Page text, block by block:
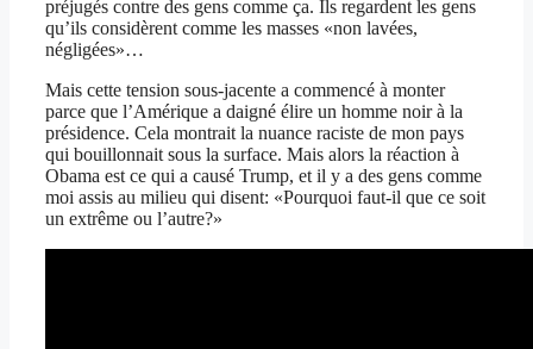
préjugés contre des gens comme ça. Ils regardent les gens
qu’ils considèrent comme les masses «non lavées,
négligées»…
Mais cette tension sous-jacente a commencé à monter
parce que l’Amérique a daigné élire un homme noir à la
présidence. Cela montrait la nuance raciste de mon pays
qui bouillonnait sous la surface. Mais alors la réaction à
Obama est ce qui a causé Trump, et il y a des gens comme
moi assis au milieu qui disent: «Pourquoi faut-il que ce soit
un extrême ou l’autre?»